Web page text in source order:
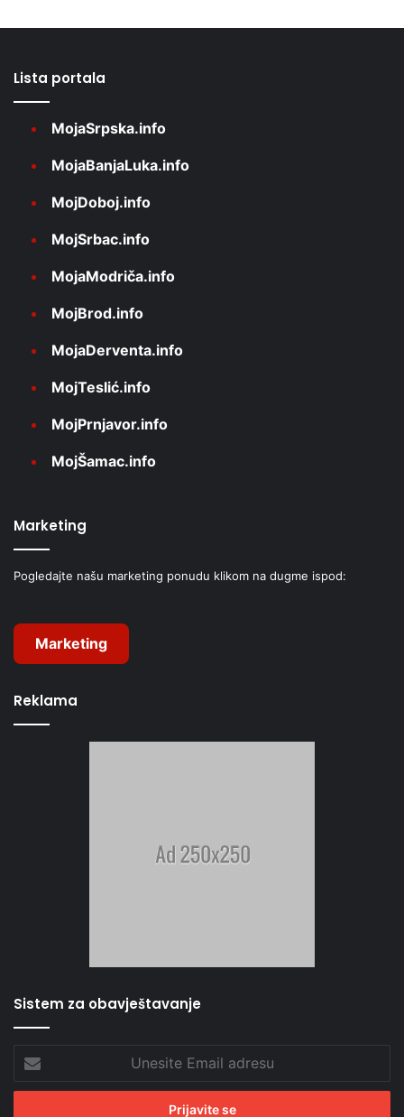
Lista portala
MojaSrpska.info
MojaBanjaLuka.info
MojDoboj.info
MojSrbac.info
MojaModriča.info
MojBrod.info
MojaDerventa.info
MojTeslić.info
MojPrnjavor.info
MojŠamac.info
Marketing
Pogledajte našu marketing ponudu klikom na dugme ispod:
Marketing
Reklama
Sistem za obavještavanje
Email
adresu